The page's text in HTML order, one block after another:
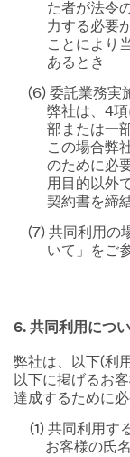
た者が法令
力する必要
ことにより
あるとき
(6) 委託業務実
弊社は、4
部または一
この場合弊
のために必
用目的以外
契約書を締
(7) 共同利用の
いて」をご
6. 共同利用につ
弊社は、以下(利
以下に掲げるお
達成するために
(1) 共同利用す
お客様の氏